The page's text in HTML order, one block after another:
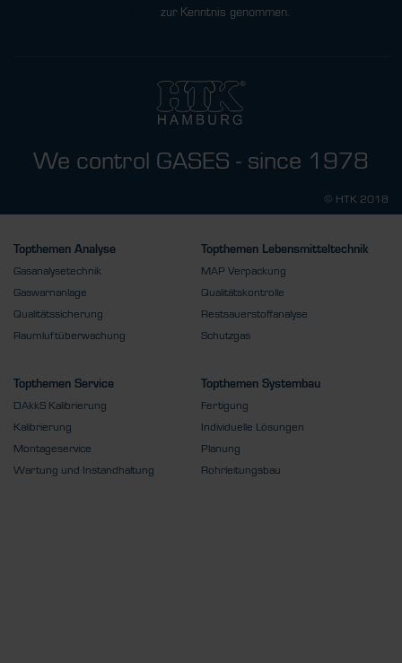
zur Kenntnis genommen.
We control GASES - since 1978
© HTK 2018
Topthemen Analyse
Gasanalysetechnik
Gaswarnanlage
Qualitätssicherung
Raumluftüberwachung
Topthemen Lebensmitteltechnik
MAP Verpackung
Qualitätskontrolle
Restsauerstoffanalyse
Schutzgas
Topthemen Service
DAkkS Kalibrierung
Kalibrierung
Montageservice
Wartung und Instandhaltung
Topthemen Systembau
Fertigung
Individuelle Lösungen
Planung
Rohrleitungsbau